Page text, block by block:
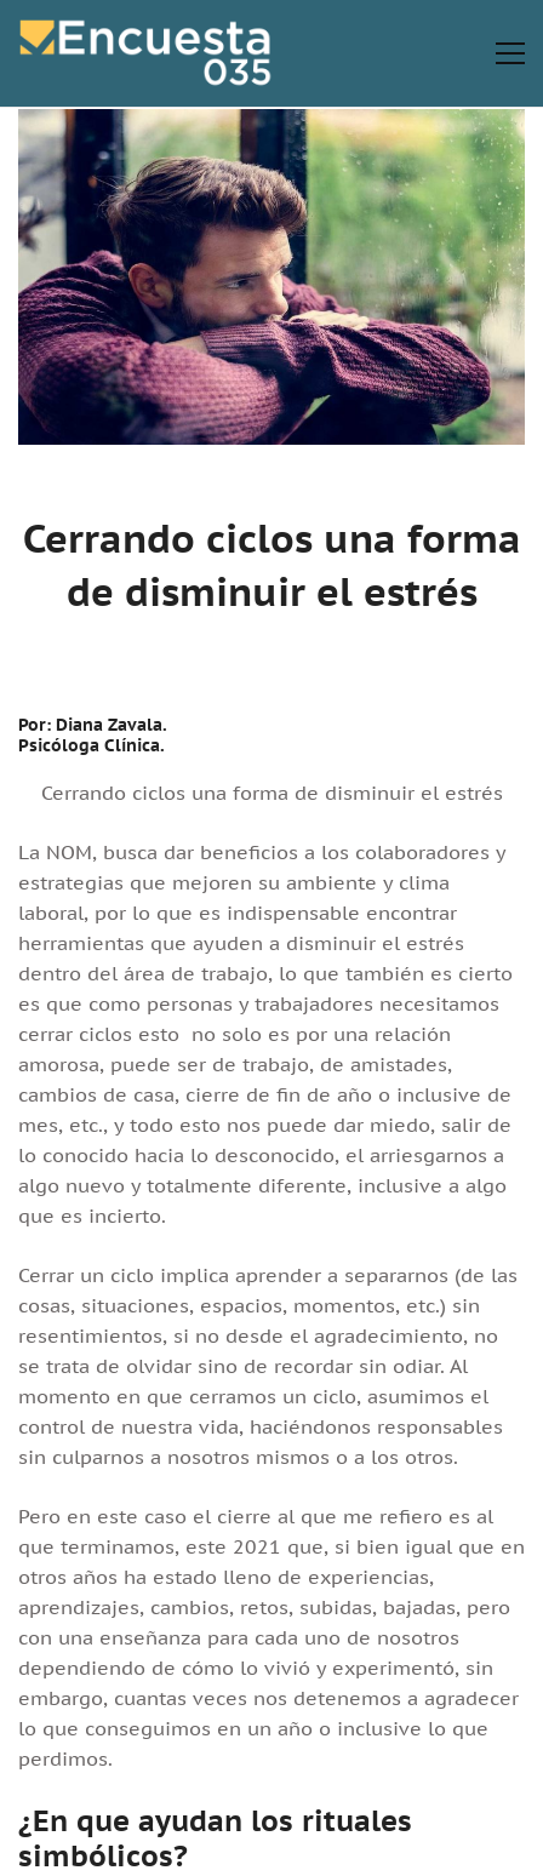
Cerrando ciclos una forma
de disminuir el estrés
Por: Diana Zavala.
Psicóloga Clínica.
Cerrando ciclos una forma de disminuir el estrés
La NOM, busca dar beneficios a los colaboradores y
estrategias que mejoren su ambiente y clima
laboral, por lo que es indispensable encontrar
herramientas que ayuden a disminuir el estrés
dentro del área de trabajo, lo que también es cierto
es que como personas y trabajadores necesitamos
cerrar ciclos esto no solo es por una relación
amorosa, puede ser de trabajo, de amistades,
cambios de casa, cierre de fin de año o inclusive de
mes, etc., y todo esto nos puede dar miedo, salir de
lo conocido hacia lo desconocido, el arriesgarnos a
algo nuevo y totalmente diferente, inclusive a algo
que es incierto.
Cerrar un ciclo implica aprender a separarnos (de las
cosas, situaciones, espacios, momentos, etc.) sin
resentimientos, si no desde el agradecimiento, no
se trata de olvidar sino de recordar sin odiar. Al
momento en que cerramos un ciclo, asumimos el
control de nuestra vida, haciéndonos responsables
sin culparnos a nosotros mismos o a los otros.
Pero en este caso el cierre al que me refiero es al
que terminamos, este 2021 que, si bien igual que en
otros años ha estado lleno de experiencias,
aprendizajes, cambios, retos, subidas, bajadas, pero
con una enseñanza para cada uno de nosotros
dependiendo de cómo lo vivió y experimentó, sin
embargo, cuantas veces nos detenemos a agradecer
lo que conseguimos en un año o inclusive lo que
perdimos.
¿En que ayudan los rituales
simbólicos?